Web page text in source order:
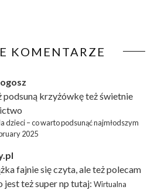
KOMENTARZE
podsuną krzyżówkęteż świetnie
dzieci – co warto podsunąć najmłodszym
2025
fajnie się czyta, ale też polecam
też super np tutaj: Wirtualna